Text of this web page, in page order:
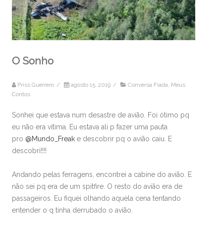
O Sonho
Priss Guerrero / agosto 15, 2019 / Conversa Fiada, Meus
Contos
Sonhei que estava num desastre de avião. Foi ótimo pq
eu não era vítima. Eu estava ali p fazer uma pauta
pro @Mundo_Freak e descobrir pq o avião caiu. E
descobri!!!!
Andando pelas ferragens, encontrei a cabine do avião. E
não sei pq era de um spitfire. O resto do avião era de
passageiros. Eu fiquei olhando aquela cena tentando
entender o q tinha derrubado o avião.